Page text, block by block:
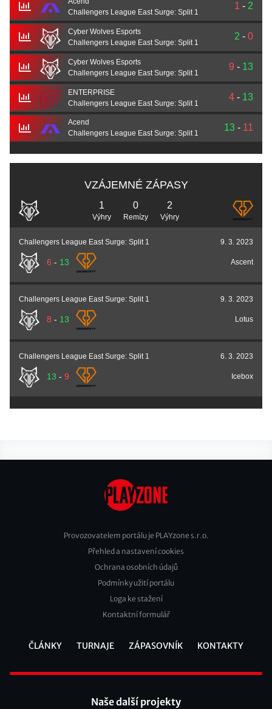
Challengers League East Surge: Split 1
1 - 2
Cyber Wolves Esports
Challengers League East Surge: Split 1
2 - 0
Cyber Wolves Esports
Challengers League East Surge: Split 1
9 - 13
ENTERPRISE
Challengers League East Surge: Split 1
4 - 13
Acend
Challengers League East Surge: Split 1
13 - 11
VZÁJEMNÉ ZÁPASY
1
Výhry
0
Remízy
2
Výhry
Challengers League East Surge: Split 1 9. 3. 2023
6 - 13 Ascent
Challengers League East Surge: Split 1 9. 3. 2023
8 - 13 Lotus
Challengers League East Surge: Split 1 6. 3. 2023
13 - 9 Icebox
Footer
Provozovatelem portálu je PLAYzone s.r.o.
Přehled a nastavení cookies
Ochrana osobních údajů
Podmínky užití portálu
Loga ke stažení
Kontaktní formulář
ČLÁNKY TURNAJE ZÁPASOVNÍK KONTAKTY
Naše další projekty